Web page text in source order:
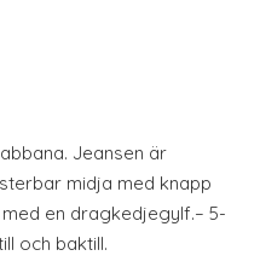
Jeansen är
midja med knapp
en dragkedjegylf.– 5-
och baktill.